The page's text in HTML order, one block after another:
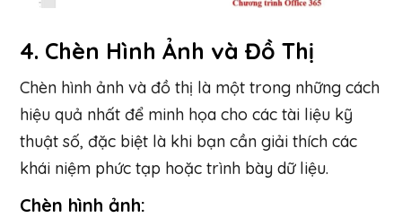
4. Chèn Hình Ảnh và Đồ Thị
Chèn hình ảnh và đồ thị là một trong những cách
hiệu quả nhất để minh họa cho các tài liệu kỹ
thuật số, đặc biệt là khi bạn cần giải thích các
khái niệm phức tạp hoặc trình bày dữ liệu.
Chèn hình ảnh: